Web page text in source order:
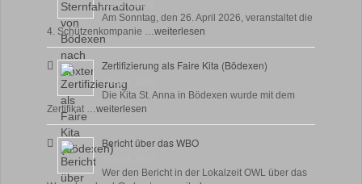
23 April, 2026
Am Sonntag, den 26. April 2026, veranstaltet die
4. Schützenkompanie …weiterlesen
Zertifizierung als Faire Kita (Bödexen)
17 April, 2026
Die Kita St. Anna in Bödexen wurde mit dem
Zertifikat …weiterlesen
Bericht über das WBO
Wer den Bericht in der Lokalzeit OWL über das